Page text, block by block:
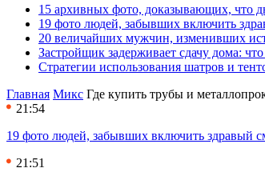
15 архивных фото, доказывающих, что
19 фото людей, забывших включить
20 величайших мужчин, изменивших
Застройщик задерживает сдачу дома:
Стратегии использования шатров и
Главная Микс Где купить трубы и
21:54
19 фото людей, забывших включить здравый
21:51